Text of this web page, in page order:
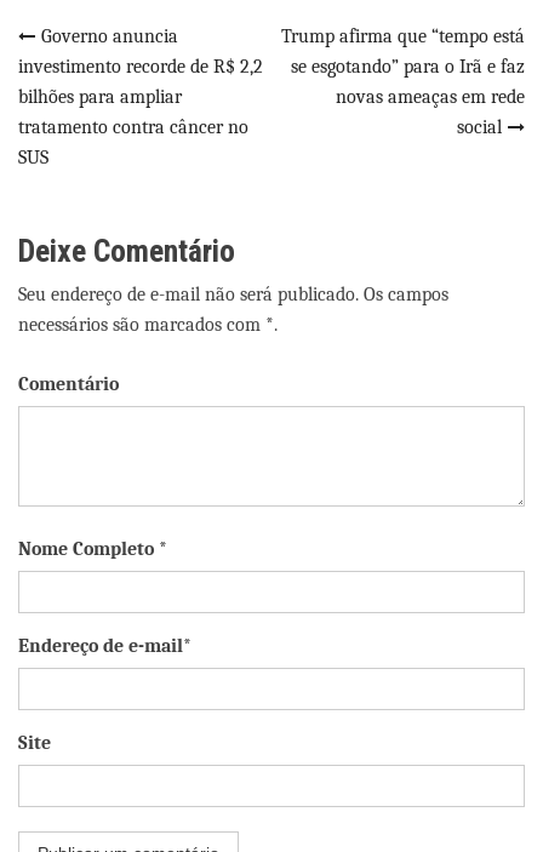
Navegação
de
Post
Governo anuncia
investimento recorde de R$ 2,2
bilhões para ampliar
tratamento contra câncer no
SUS
Trump afirma que “tempo está
se esgotando” para o Irã e faz
novas ameaças em rede
social
Deixe Comentário
Seu endereço de e-mail não será publicado. Os campos
necessários são marcados com *.
Comentário
Nome Completo *
Endereço de e-mail*
Site